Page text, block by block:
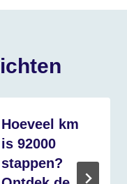
Hoeveel km
is 92000
stappen?